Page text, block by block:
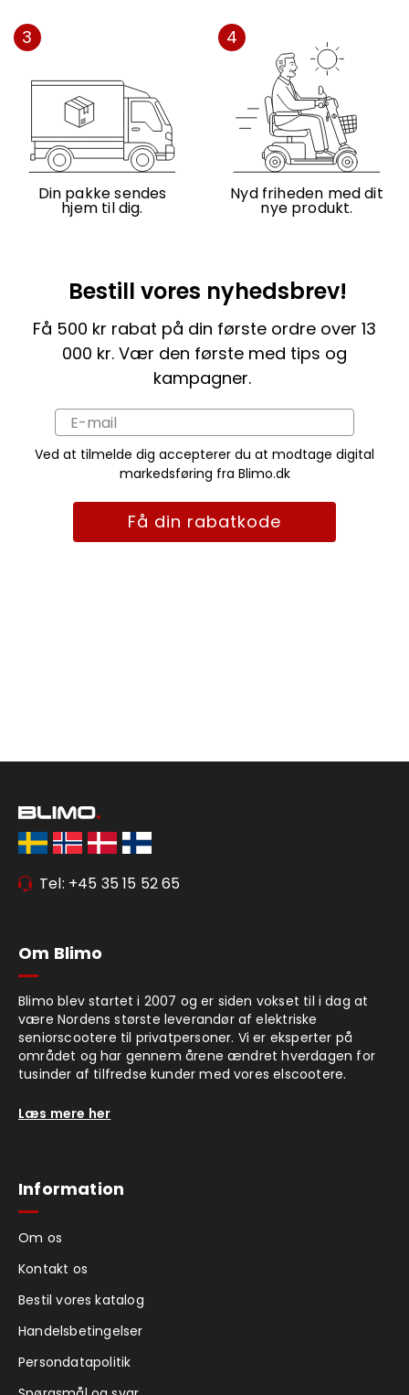
3
Din pakke sendes
hjem til dig.
4
Nyd friheden med dit
nye produkt.
Bestill vores nyhedsbrev!
Få 500 kr rabat på din første ordre over 13
000 kr. Vær den første med tips og
kampagner.
Ved at tilmelde dig accepterer du at modtage digital
markedsføring fra Blimo.dk
Få din rabatkode
Tel: +45 35 15 52 65
Om Blimo
Blimo blev startet i 2007 og er siden vokset til i dag at
være Nordens største leverandør af elektriske
seniorscootere til privatpersoner. Vi er eksperter på
området og har gennem årene ændret hverdagen for
tusinder af tilfredse kunder med vores elscootere.
Læs mere her
Information
Om os
Kontakt os
Bestil vores katalog
Handelsbetingelser
Persondatapolitik